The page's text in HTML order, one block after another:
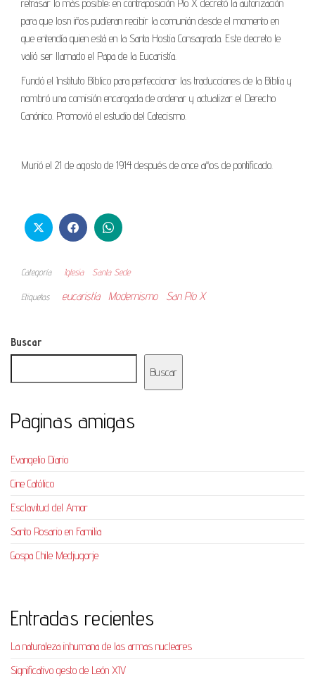
retrasar lo más posible; en contraposición Pío X decretó la autorización
para que losn iños pudieran recibir la comunión desde el momento en
que entendía quien está en la Santa Hostia Consagrada. Este decreto le
valió ser llamado el Papa de la Eucaristía.
Fundó el Instituto Bíblico para perfeccionar las traducciones de la Biblia y
nombró una comisión encargada de ordenar y actualizar el Derecho
Canónico. Promovió el estudio del Catecismo.
Murió el 21 de agosto de 1914 después de once años de pontificado.
Categoría Iglesia Santa Sede
Etiquetas eucaristía Modernismo San Pío X
Buscar
Buscar
Paginas amigas
Evangelio Diario
Cine Católico
Esclavitud del Amor
Santo Rosario en Familia
Gospa Chile Medjugorje
Entradas recientes
La naturaleza inhumana de las armas nucleares
Significativo gesto de León XIV